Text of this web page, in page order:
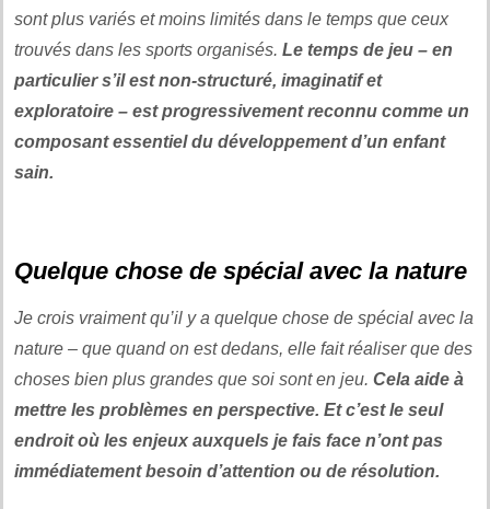
sont plus variés et moins limités dans le temps que ceux
trouvés dans les sports organisés. Le temps de jeu – en
particulier s’il est non-structuré, imaginatif et
exploratoire – est progressivement reconnu comme un
composant essentiel du développement d’un enfant
sain.
Quelque chose de spécial avec la nature
Je crois vraiment qu’il y a quelque chose de spécial avec la
nature – que quand on est dedans, elle fait réaliser que des
choses bien plus grandes que soi sont en jeu. Cela aide à
mettre les problèmes en perspective. Et c’est le seul
endroit où les enjeux auxquels je fais face n’ont pas
immédiatement besoin d’attention ou de résolution.